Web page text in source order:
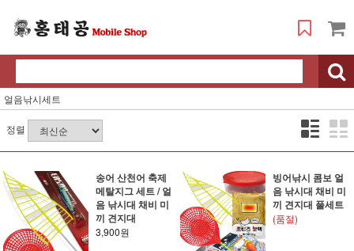
얼음낚시세트
정렬
송어 산천어 축제
메탈지그 세트 / 얼
음 낚시대 채비 미
끼 견지대
3,900원
빙어낚시 콤보 얼
음 낚시대 채비 미
끼 견지대 풀세트
(품절)